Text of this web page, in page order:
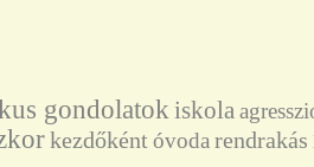
gondolatok iskola
kezdőként óvoda rendrakás